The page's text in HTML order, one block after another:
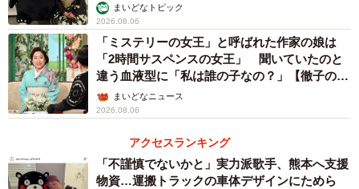
まいどなトピック
2026.08.06
「ミステリーの女王」と呼ばれた作家の娘は
「2時間サスペンスの女王」 聞いていたのと
違う血液型に「私は誰の子なの？」【徹子の部
屋】まいどなニュース
2026.08.06
アクセスランキング
「不謹慎でないかと」実力派歌手、熊本へ支援
物資…運搬トラックの車体デザインにためら